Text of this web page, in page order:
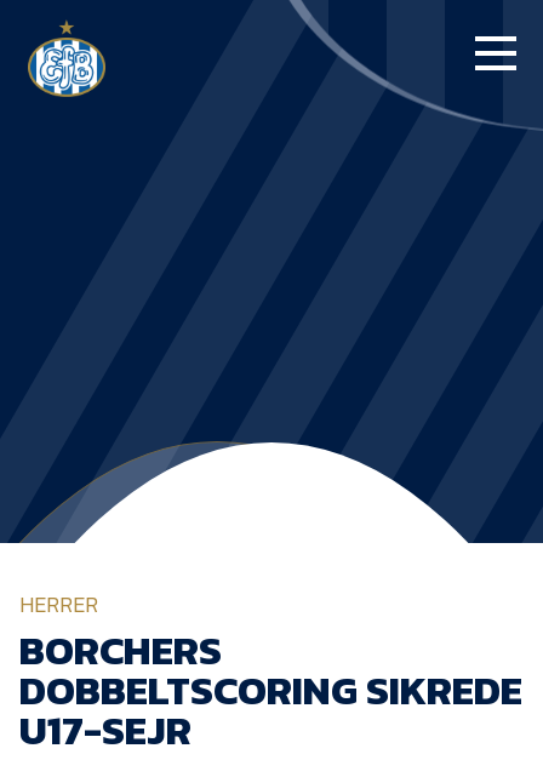
BLUE WATER
NYHEDER
Om Esbjerg fB
HERRER
BORCHERS
DOBBELTSCORING SIKREDE
U17-SEJR